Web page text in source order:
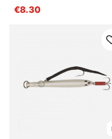
€8.30